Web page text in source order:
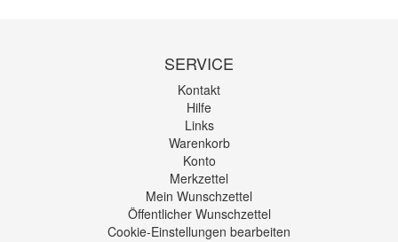
SERVICE
Kontakt
Hilfe
Links
Warenkorb
Konto
Merkzettel
Mein Wunschzettel
Öffentlicher Wunschzettel
Cookie-Einstellungen bearbeiten